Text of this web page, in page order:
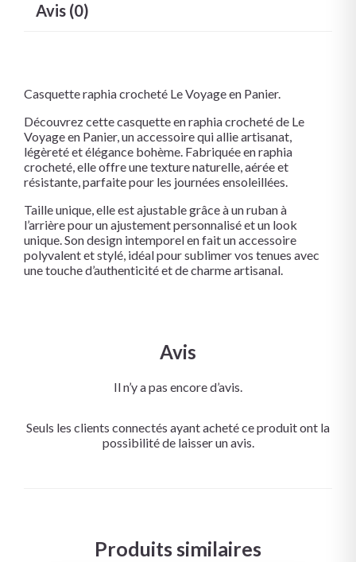
Avis (0)
Casquette raphia crocheté Le Voyage en Panier.
Découvrez cette casquette en raphia crocheté de Le
Voyage en Panier, un accessoire qui allie artisanat,
légèreté et élégance bohème. Fabriquée en raphia
crocheté, elle offre une texture naturelle, aérée et
résistante, parfaite pour les journées ensoleillées.
Taille unique, elle est ajustable grâce à un ruban à
l’arrière pour un ajustement personnalisé et un look
unique. Son design intemporel en fait un accessoire
polyvalent et stylé, idéal pour sublimer vos tenues avec
une touche d’authenticité et de charme artisanal.
Avis
Il n’y a pas encore d’avis.
Seuls les clients connectés ayant acheté ce produit ont la
possibilité de laisser un avis.
Produits similaires